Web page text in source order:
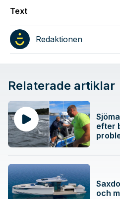
Text
Redaktionen
Relaterade artiklar
efter
och